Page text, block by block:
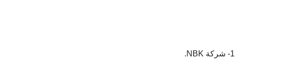
1- شركة NBK.